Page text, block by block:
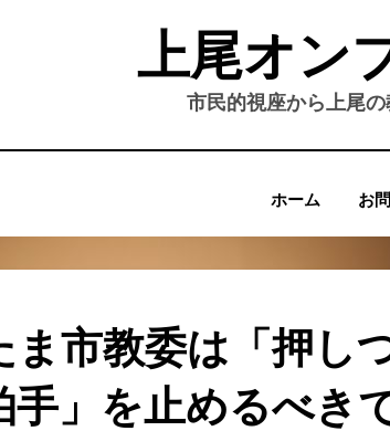
上尾オン
市民的視座から上尾
ホーム お
ま市教委は「押し
手」を止めるべき